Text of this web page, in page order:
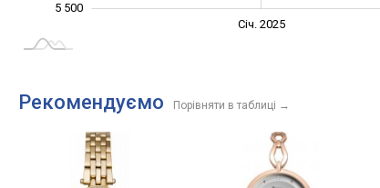
5 500
Січ. 2025
Рекомендуємо Порівняти в таблиці →